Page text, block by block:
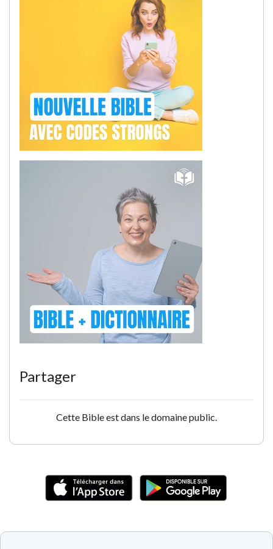
Partager
Cette Bible est dans le domaine public.